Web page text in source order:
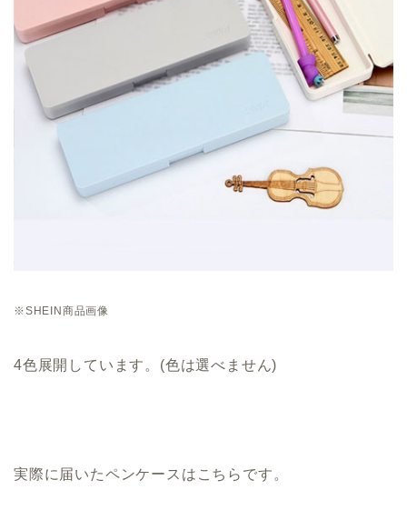
※SHEIN商品画像
4色展開しています。(色は選べません)
実際に届いたペンケースはこちらです。